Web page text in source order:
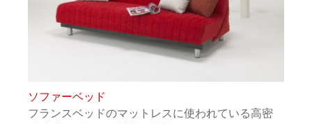
ソファーベッド
フランスベッドのマットレスに使われている高密